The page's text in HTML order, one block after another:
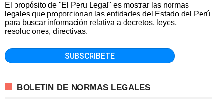
El propósito de "El Peru Legal" es mostrar las normas
legales que proporcionan las entidades del Estado del Perú
para buscar información relativa a decretos, leyes,
resoluciones, directivas.
BOLETIN DE NORMAS LEGALES